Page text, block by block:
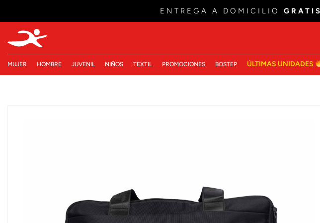
ENTREGA A DOMICILIO GRATIS
MUJER HOMBRE JUVENIL NIÑOS TEXTIL PROMOCIONES BOSTEP ÚLTIMAS UNIDADES